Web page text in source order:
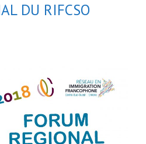
DU RIFCSO